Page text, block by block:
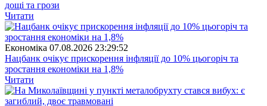
дощі та грози
Читати
Економіка 07.08.2026 23:29:52
Нацбанк очікує прискорення інфляції до 10% цьогоріч та
зростання економіки на 1,8%
Читати